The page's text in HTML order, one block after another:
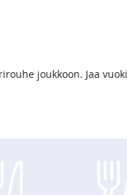
joukkoon. Jaa